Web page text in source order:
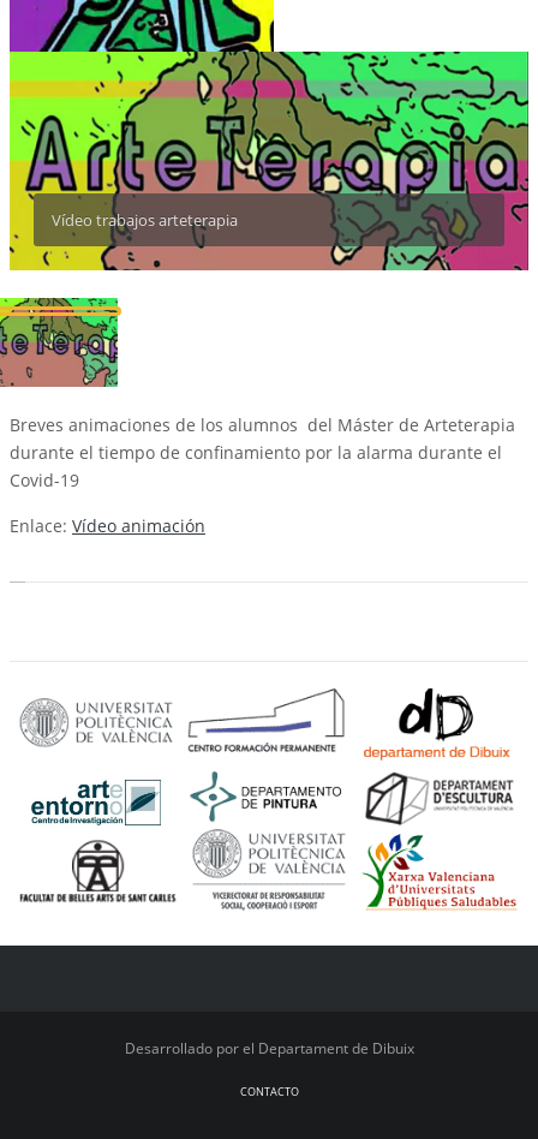
Vídeo trabajos arteterapia
Breves animaciones de los alumnos del Máster de Arteterapia
durante el tiempo de confinamiento por la alarma durante el
Covid-19
Enlace: Vídeo animación
Desarrollado por el Departament de Dibuix
CONTACTO